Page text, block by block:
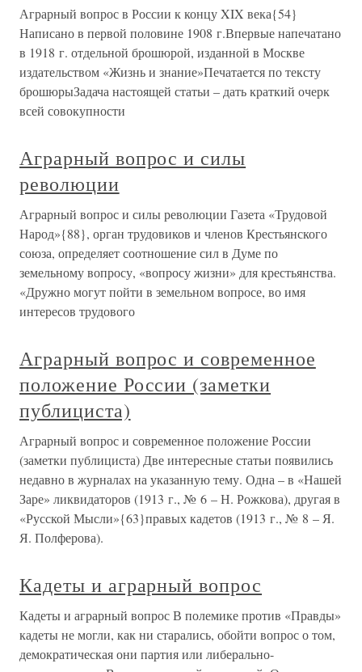
Аграрный вопрос в России к концу XIX века{54}
Написано в первой половине 1908 г.Впервые напечатано
в 1918 г. отдельной брошюрой, изданной в Москве
издательством «Жизнь и знание»Печатается по тексту
брошюрыЗадача настоящей статьи – дать краткий очерк
всей совокупности
Аграрный вопрос и силы
революции
Аграрный вопрос и силы революции Газета «Трудовой
Народ»{88}, орган трудовиков и членов Крестьянского
союза, определяет соотношение сил в Думе по
земельному вопросу, «вопросу жизни» для крестьянства.
«Дружно могут пойти в земельном вопросе, во имя
интересов трудового
Аграрный вопрос и современное
положение России (заметки
публициста)
Аграрный вопрос и современное положение России
(заметки публициста) Две интересные статьи появились
недавно в журналах на указанную тему. Одна – в «Нашей
Заре» ликвидаторов (1913 г., № 6 – Н. Рожкова), другая в
«Русской Мысли»{63}правых кадетов (1913 г., № 8 – Я.
Я. Полферова).
Кадеты и аграрный вопрос
Кадеты и аграрный вопрос В полемике против «Правды»
кадеты не могли, как ни старались, обойти вопрос о том,
демократическая они партия или либерально-